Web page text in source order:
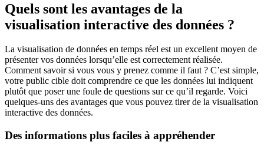
Quels sont les avantages de la
visualisation interactive des données ?
La visualisation de données en temps réel est un excellent moyen de
présenter vos données lorsqu’elle est correctement réalisée.
Comment savoir si vous vous y prenez comme il faut ? C’est simple,
votre public cible doit comprendre ce que les données lui indiquent
plutôt que poser une foule de questions sur ce qu’il regarde. Voici
quelques-uns des avantages que vous pouvez tirer de la visualisation
interactive des données.
Des informations plus faciles à appréhender